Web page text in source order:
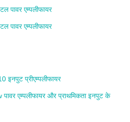
पावर एम्पलीफायर
पावर एम्पलीफायर
इनपुट प्रीएम्पलीफायर
एम्पलीफायर और प्राथमिकता इनपुट के